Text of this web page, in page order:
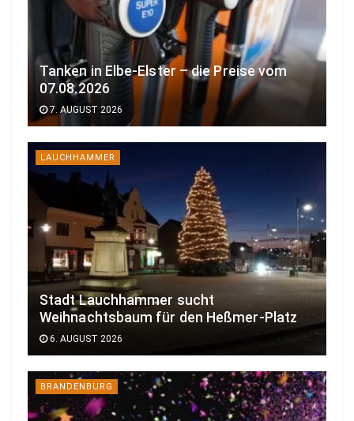
Tanken in Elbe-Elster – die Preise vom
07.08.2026
7. AUGUST 2026
LAUCHHAMMER
Stadt Lauchhammer sucht
Weihnachtsbaum für den Heßmer-Platz
6. AUGUST 2026
BRANDENBURG